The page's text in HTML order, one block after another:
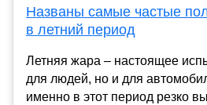
Названы самые частые
в летний период
Летняя жара – настоящее
для людей, но и для
именно в этот период резко